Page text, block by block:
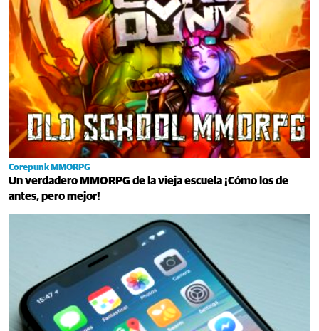
Corepunk MMORPG
Un verdadero MMORPG de la vieja escuela ¡Cómo los de
antes, pero mejor!